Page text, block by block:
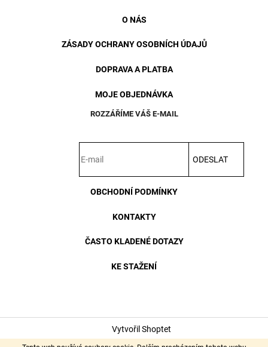
O NÁS
ZÁSADY OCHRANY OSOBNÍCH ÚDAJŮ
DOPRAVA A PLATBA
MOJE OBJEDNÁVKA
ROZZÁŘÍME VÁŠ E-MAIL
ODESLAT
OBCHODNÍ PODMÍNKY
KONTAKTY
ČASTO KLADENÉ DOTAZY
KE STAŽENÍ
Vytvořil Shoptet